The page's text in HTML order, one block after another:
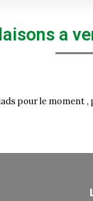
a
pour le moment